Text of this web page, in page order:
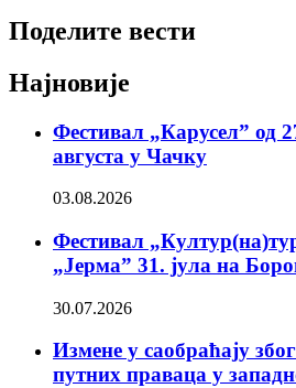
Поделите вести
Најновије
Фестивал „Карусел” од
августа у Чачку
03.08.2026
Фестивал
„Јерма” 31. јула на
30.07.2026
Измене у саобраћају
путних праваца у